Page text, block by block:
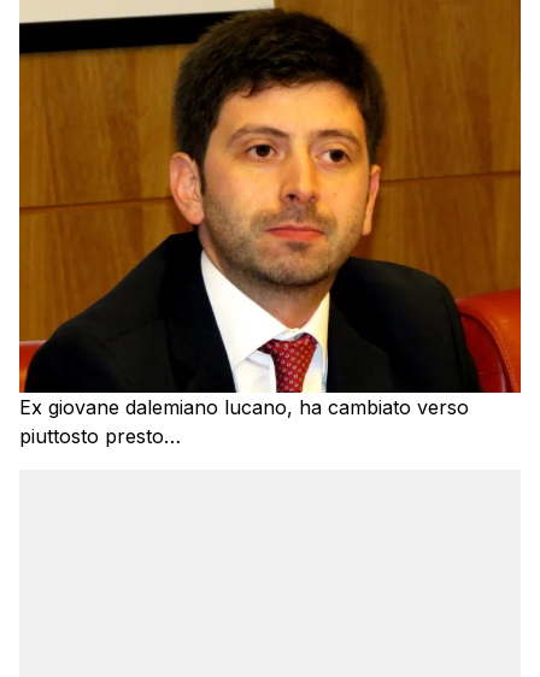
Ex giovane dalemiano lucano, ha cambiato verso
piuttosto presto…